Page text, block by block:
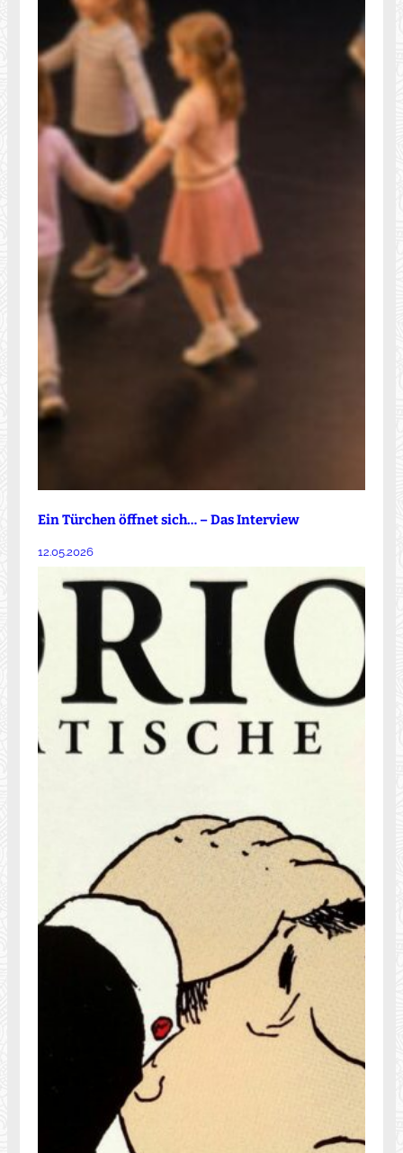
Ein Türchen öffnet sich… – Das Interview
12.05.2026